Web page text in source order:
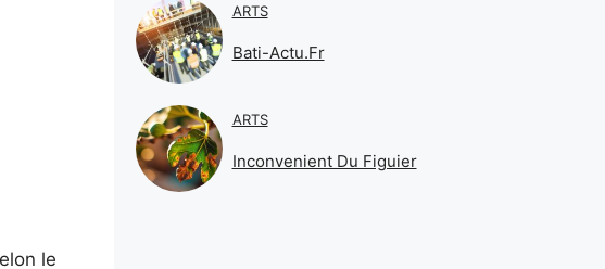
le
ARTS
Bati-Actu.fr
ARTS
Inconvenient Du Figuier